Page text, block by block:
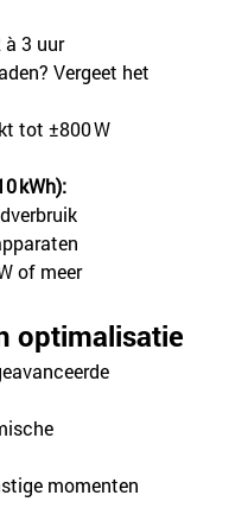
à 3 uur
Vergeet het
tot ±800 W
kWh):
of meer
optimalisatie
momenten